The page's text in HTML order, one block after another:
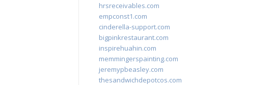
hrsreceivables.com
empconst1.com
cinderella-support.com
bigpinkrestaurant.com
inspirehuahin.com
memmingerspainting.com
jeremypbeasley.com
thesandwichdepotcos.com